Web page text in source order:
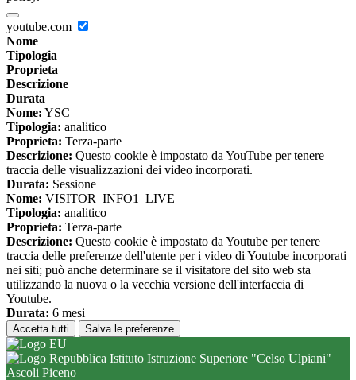
youtube.com
Nome
Tipologia
Proprieta
Descrizione
Durata
Nome: YSC
Tipologia: analitico
Proprieta: Terza-parte
Descrizione: Questo cookie è impostato da YouTube per tenere
traccia delle visualizzazioni dei video incorporati.
Durata: Sessione
Nome: VISITOR_INFO1_LIVE
Tipologia: analitico
Proprieta: Terza-parte
Descrizione: Questo cookie è impostato da Youtube per tenere
traccia delle preferenze dell'utente per i video di Youtube incorporati
nei siti; può anche determinare se il visitatore del sito web sta
utilizzando la nuova o la vecchia versione dell'interfaccia di
Youtube.
Durata: 6 mesi
Accetta tutti Salva le preferenze
Istituto Istruzione Superiore "Celso Ulpiani"
Ascoli Piceno